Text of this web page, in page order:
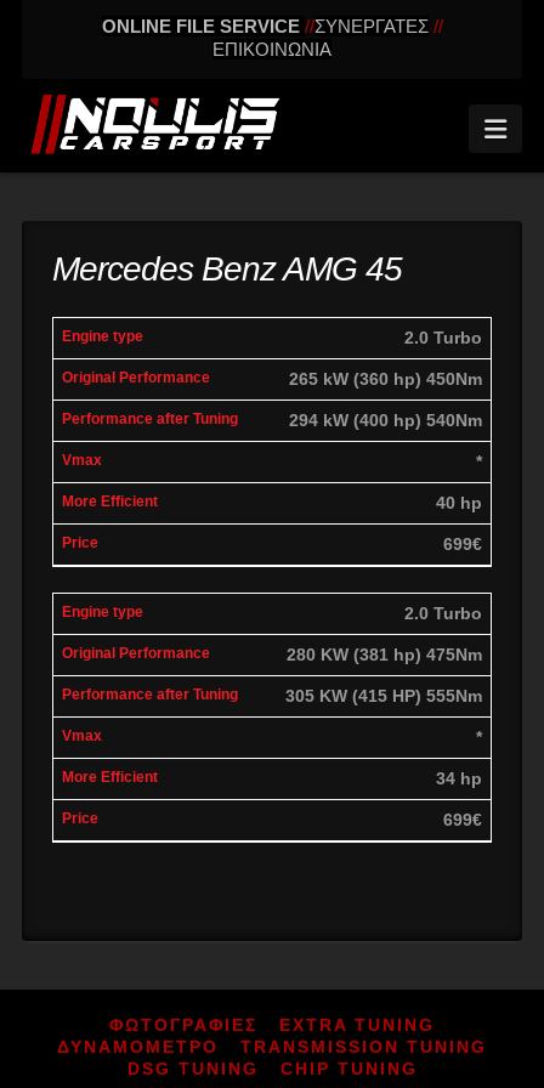
ONLINE FILE SERVICE //ΣΥΝΕΡΓΑΤΕΣ //
ΕΠΙΚΟΙΝΩΝΙΑ
Mercedes Benz AMG 45
engine
type
performance
after tuning
Vmax
2.0 Turbo
265 kW (360 hp) 450Nm
294 kW (400 hp) 540Nm
*
40 hp
699€
2.0 Turbo
280 KW (381 hp) 475Nm
305 KW (415 HP) 555Nm
*
34 hp
699€
ΦΩΤΟΓΡΑΦΙΕΣ
EXTRA TUNING
ΔΥΝΑΜΟΜΕΤΡΟ
TRANSMISSION TUNING
DSG TUNING
CHIP TUNING